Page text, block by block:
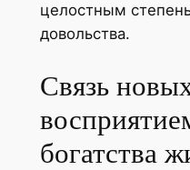
целостным
довольства.
Связь
богатства